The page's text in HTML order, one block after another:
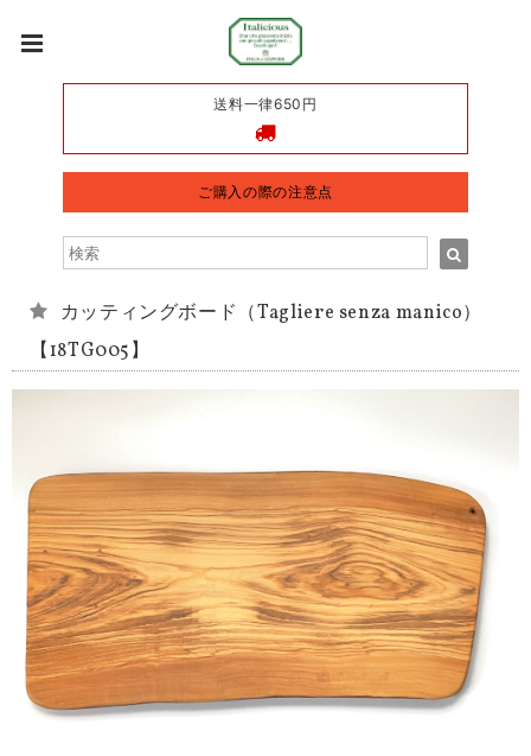
送料一律650円
ご購入の際の注意点
カッティングボード（Tagliere senza manico）
【18TG005】